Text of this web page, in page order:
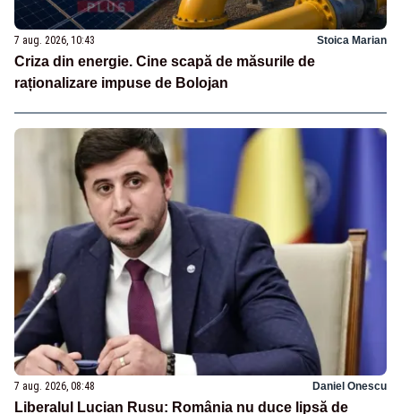
7 aug. 2026, 10:43 Stoica Marian
Criza din energie. Cine scapă de măsurile de
raționalizare impuse de Bolojan
7 aug. 2026, 08:48 Daniel Onescu
Liberalul Lucian Rusu: România nu duce lipsă de